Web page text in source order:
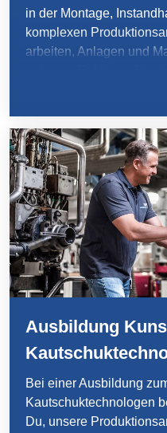
in der Montage,
komplexen
arbeiten, Anlagen und
analysieren und vieles
für einen reibungslosen
Ausbildung
Bei einer Ausbildung
Kautschuktechnologen
Du, unsere